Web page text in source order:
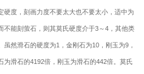
硬度，刻画力度不要太大也不要太小，适中为
不能刻萤石，则其莫氏硬度介于3～4，其他类
然滑石的硬度为1，金刚石为10，刚玉为9，
为滑石的4192倍，刚玉为滑石的442倍。莫氏